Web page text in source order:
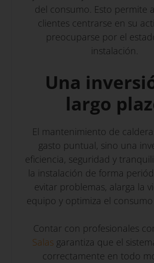
del consumo. Esto permite
clientes centrarse en su
preocuparse por el
instalación.
Una
largo
El mantenimiento de
gasto puntual, sino una
eficiencia, seguridad y
la instalación de forma
evitar problemas, alarga la
equipo y optimiza el
Contar con profesionales
Salas garantiza que el
correctamente en todo